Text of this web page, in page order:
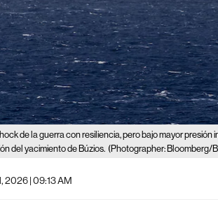
de la guerra con resiliencia, pero bajo mayor presión
del yacimiento de Búzios. (Photographer: Bloomberg/
2026 | 09:13 AM